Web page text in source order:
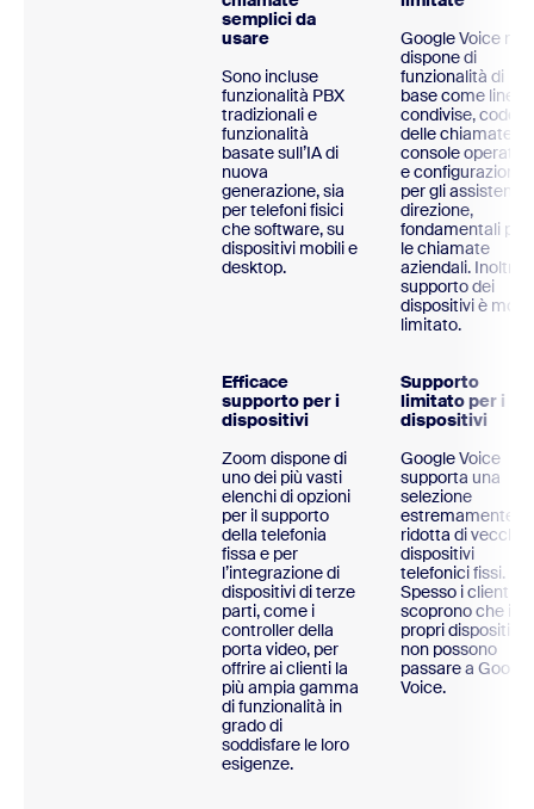
semplici da
usare
Sono incluse
funzionalità PBX
tradizionali e
funzionalità
basate sull’IA di
nuova
generazione, sia
per telefoni fisici
che software, su
dispositivi mobili e
desktop.
Google Voice non
dispone di
funzionalità di
base come linee
condivise, code
delle chiamate,
console
e configurazioni
per gli assistenti
direzione,
fondamentali per
le chiamate
aziendali. Inoltre,
supporto dei
dispositivi è molto
limitato.
Efficace
supporto per i
dispositivi
Zoom dispone di
uno dei più vasti
elenchi di opzioni
per il supporto
della telefonia
fissa e per
l’integrazione di
dispositivi di terze
parti, come i
controller della
porta video, per
offrire ai clienti la
più ampia gamma
di funzionalità in
grado di
soddisfare le loro
esigenze.
Supporto
limitato per i
dispositivi
Google Voice
supporta una
selezione
estremamente
ridotta di vecchi
dispositivi
telefonici fissi.
Spesso i clienti
scoprono che i
propri dispositivi
non possono
passare a Google
Voice.